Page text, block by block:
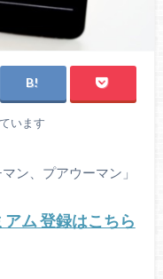
います
ン、プアウーマン」
ム 登録はこちら